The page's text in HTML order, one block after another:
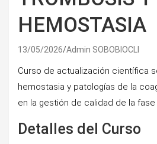
HEMOSTASIA
13/05/2026 Admin SOBOBIOCLI
Curso de actualización científica
hemostasia y patologías de la
en la gestión de calidad de la fase
Detalles del Curso